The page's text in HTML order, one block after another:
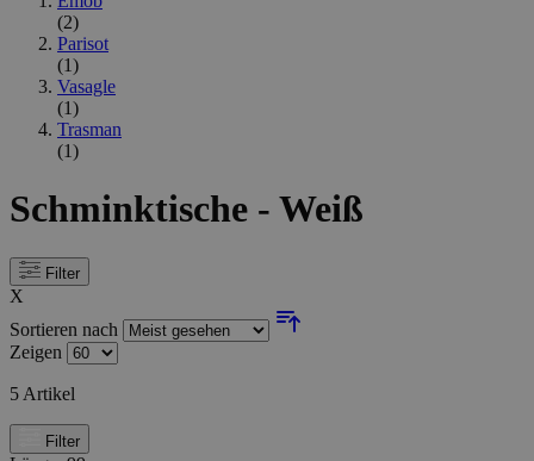
(2)
Parisot
(1)
Vasagle
(1)
Trasman
(1)
Schminktische - Weiß
Filter
X
Sortieren nach
Zeigen
5 Artikel
Filter